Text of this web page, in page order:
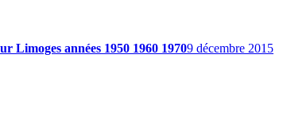
Limoges années 1950 1960 19709 décembre 2015